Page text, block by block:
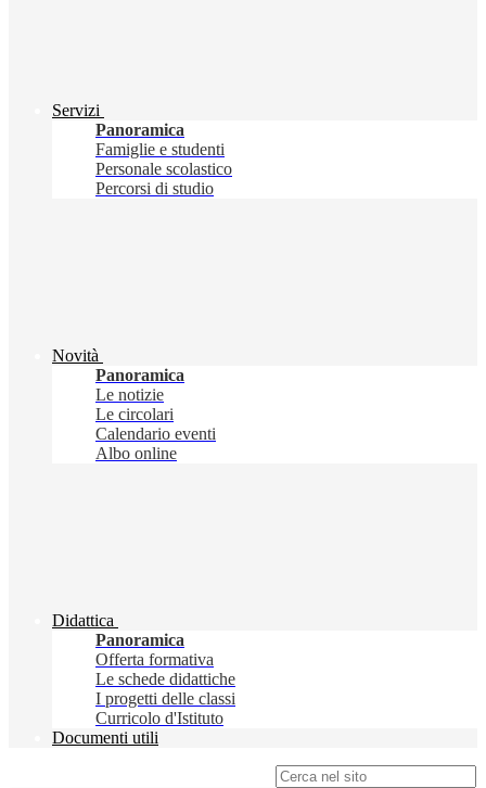
Servizi
Panoramica
Famiglie e studenti
Personale scolastico
Percorsi di studio
Novità
Panoramica
Le notizie
Le circolari
Calendario eventi
Albo online
Didattica
Panoramica
Offerta formativa
Le schede didattiche
I progetti delle classi
Curricolo d'Istituto
Documenti utili